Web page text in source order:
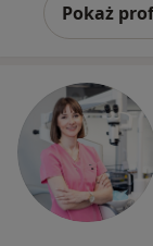
Pokaż